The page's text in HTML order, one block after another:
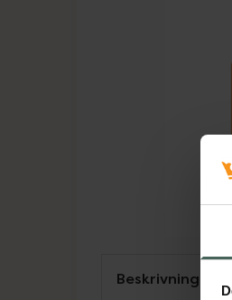
Lista: .
Beskrivning